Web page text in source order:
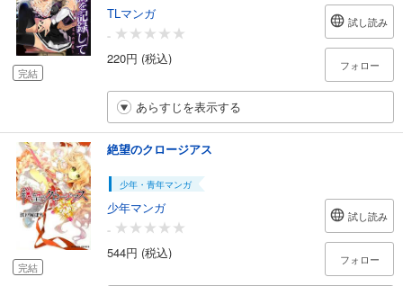
完結
TLマンガ
-
220円 (税込)
試し読み
フォロー
あらすじを表示する
完結
絶望のクロージアス
少年・青年マンガ
少年マンガ
-
544円 (税込)
試し読み
フォロー